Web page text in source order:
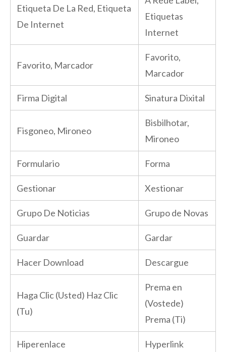
Etiqueta De La Red, Etiqueta
De Internet
Etiquetas
Internet
Favorito, Marcador
Favorito,
Marcador
Firma Digital Sinatura Dixital
Fisgoneo, Mironeo
Bisbilhotar,
Mironeo
Formulario Forma
Gestionar Xestionar
Grupo De Noticias Grupo de Novas
Guardar Gardar
Hacer Download Descargue
Haga Clic (Usted) Haz Clic
(Tu)
Prema en
(Vostede)
Prema (Ti)
Hiperenlace Hyperlink